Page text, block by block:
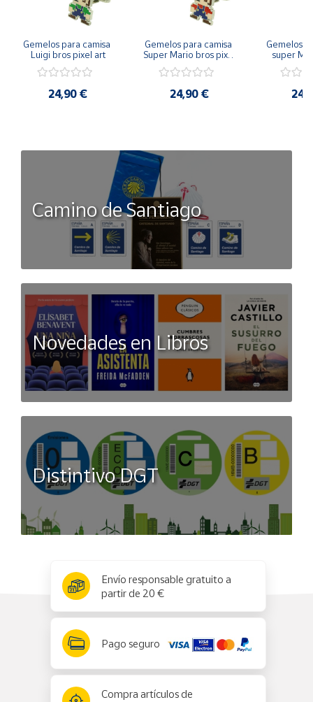
Gemelos para camisa
Luigi bros pixel art
24,90 €
Gemelos para camisa
Super Mario bros pixel
art
24,90 €
Gemelos
super
Luigi
Camino de Santiago
Novedades en Libros
Distintivo DGT
Envío responsable gratuito a
partir de 20 €
Pago seguro
Compra artículos de